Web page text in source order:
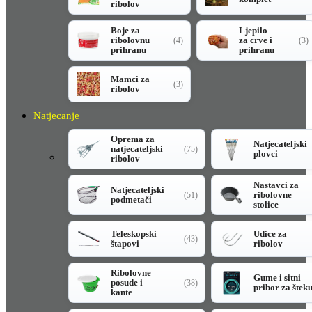
ribolov
Boje za
ribolovnu
prihranu
(4)
Ljepilo
za crve i
prihranu
(3)
Mamci za
ribolov
(3)
Natjecanje
Oprema za
natjecateljski
ribolov
(75)
Natjecateljski
plovci
Natjecateljski
podmetači
(51)
Nastavci za
ribolovne
stolice
Teleskopski
štapovi
(43)
Udice za
ribolov
Ribolovne
posude i
kante
(38)
Gume i sitni
pribor za šteku